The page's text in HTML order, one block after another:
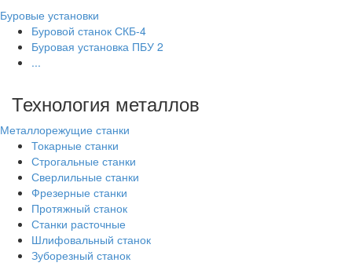
Буровые установки
Буровой станок СКБ-4
Буровая установка ПБУ 2
...
Технология металлов
Металлорежущие станки
Токарные станки
Строгальные станки
Сверлильные станки
Фрезерные станки
Протяжный станок
Станки расточные
Шлифовальный станок
Зуборезный станок